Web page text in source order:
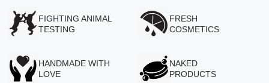
FIGHTING ANIMAL
TESTING
FRESH
COSMETICS
HANDMADE WITH
LOVE
NAKED
PRODUCTS